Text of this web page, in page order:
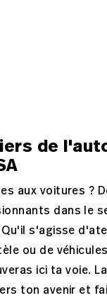
de
aux voitures ?
dans le
s'agisse
ou de
ici ta voie.
ton avenir et